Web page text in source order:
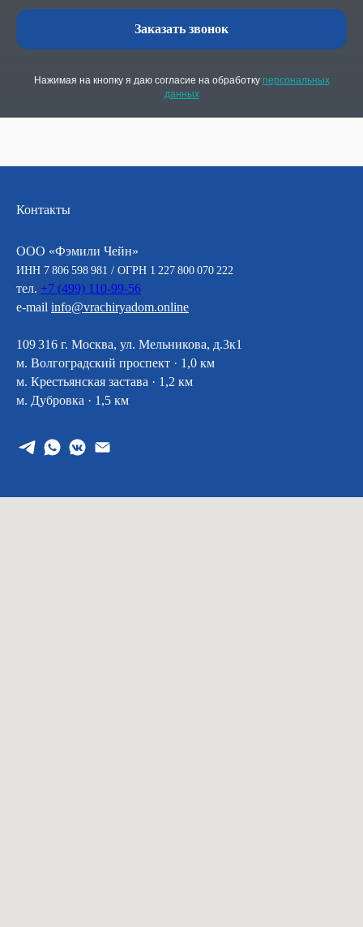
Заказать звонок
Нажимая на кнопку я даю согласие на обработку персональных
данных
Контакты
ООО «Фэмили Чейн»
ИНН 7 806 598 981 / ОГРН 1 227 800 070 222
тел. +7 (499) 110-99-56
e-mail info@vrachiryadom.online
109 316 г. Москва, ул. Мельникова, д.3к1
м. Волгоградский проспект · 1,0 км
м. Крестьянская застава · 1,2 км
м. Дубровка · 1,5 км